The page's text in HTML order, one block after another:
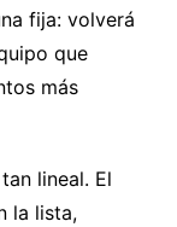
fija: volverá
que
más
lineal. El
la lista,